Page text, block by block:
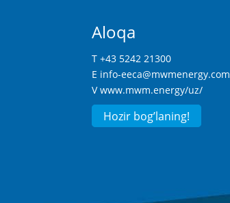
Aloqa
T +43 5242 21300
E info-eeca@mwmenergy.com
Vwww.mwm.energy/uz/
Hozir bog’laning!